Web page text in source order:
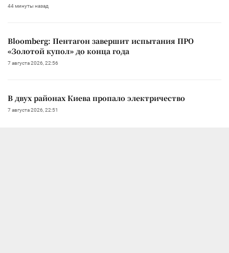
44 минуты назад
Bloomberg: Пентагон завершит испытания ПРО
«Золотой купол» до конца года
7 августа 2026, 22:56
В двух районах Киева пропало электричество
7 августа 2026, 22:51